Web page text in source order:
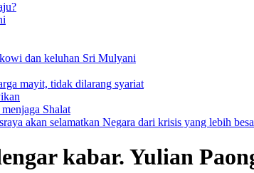
dan keluhan Sri Mulyani
mayit, tidak dilarang syariat
Shalat
akan selamatkan Negara dari krisis yang lebih
kabar. Yulian